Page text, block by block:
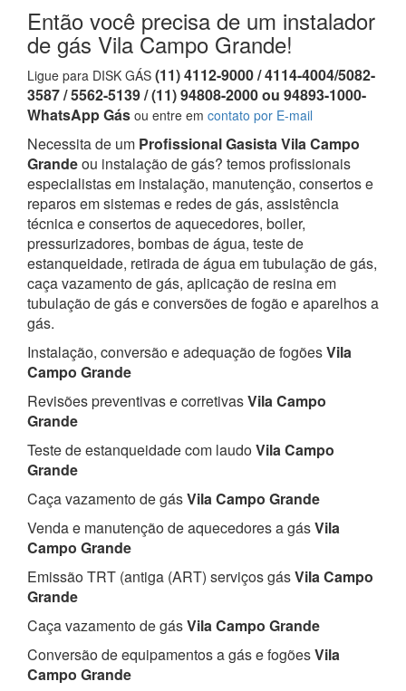
Então você precisa de um instalador
de gás Vila Campo Grande!
Ligue para DISK GÁS (11) 4112-9000 / 4114-4004/5082-
3587 / 5562-5139 / (11) 94808-2000 ou 94893-1000-
WhatsApp Gás ou entre em contato por E-mail
Necessita de um Profissional Gasista Vila Campo
Grandeou instalação de gás? temos profissionais
especialistas em instalação, manutenção, consertos e
reparos em sistemas e redes de gás, assistência
técnica e consertos de aquecedores, boiler,
pressurizadores, bombas de água, teste de
estanqueidade, retirada de água em tubulação de gás,
caça vazamento de gás, aplicação de resina em
tubulação de gás e conversões de fogão e aparelhos a
gás.
Instalação, conversão e adequação de fogõesVila
Campo Grande
Revisões preventivas e corretivasVila Campo
Grande
Teste de estanqueidade com laudoVila Campo
Grande
Caça vazamento de gásVila Campo Grande
Venda e manutenção de aquecedores a gásVila
Campo Grande
Emissão TRT (antiga (ART) serviços gásVila Campo
Grande
Caça vazamento de gásVila Campo Grande
Conversão de equipamentos a gás e fogõesVila
Campo Grande